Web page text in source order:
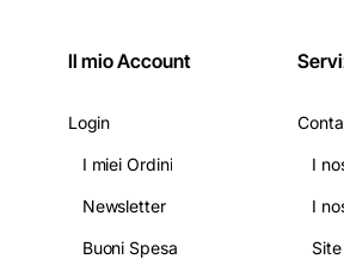
Il mio Account
Login
I miei Ordini
Newsletter
Buoni Spesa
I
I